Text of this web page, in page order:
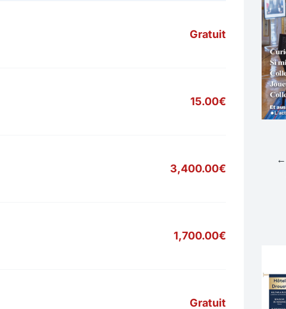
Gratuit
15.00€
3,400.00€
1,700.00€
Gratuit
←